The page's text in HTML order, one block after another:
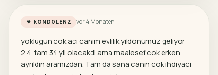
KONDOLENZ vor 4 Monaten
yoklugun cok aci canim evlilik yildönümüz geliyor
2.4. tam 34 yil olacakdi ama maalesef cok erken
ayrildin aramizdan. Tam da sana canin cok ihdiyaci